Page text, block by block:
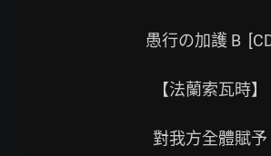
愚行の加護 B